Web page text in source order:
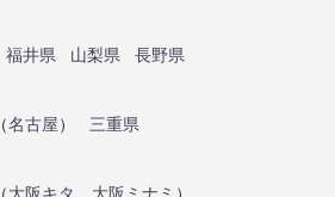
福井県 山梨県
長野県
（名古屋）
三重県